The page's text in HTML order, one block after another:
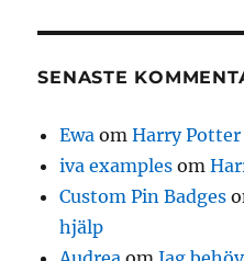
SENASTE
Ewa omHarry
iva examples om
Custom Pin Badges
hjälp